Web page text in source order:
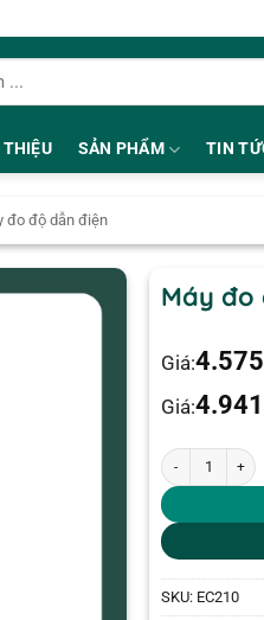
SẢN PHẨM TIN
đo độ dẫn điện
Máy đo
Giá:
Giá:
Máy đo độ dẫn
SKU: EC210